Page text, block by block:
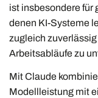
ist insbesondere für
denen KI-Systeme
zugleich
Arbeitsabläufe zu
Mit Claude
Modellleistung mit